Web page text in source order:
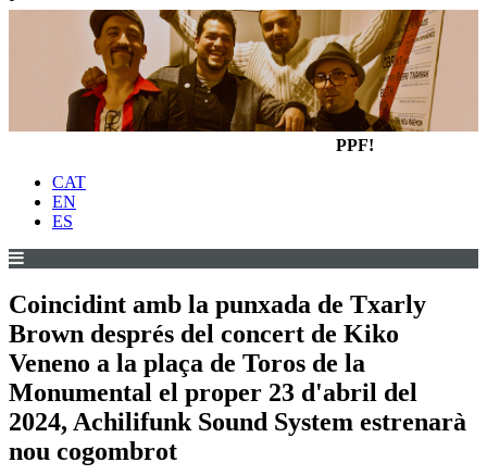
PPF!
CAT
EN
ES
Coincidint amb la punxada de Txarly
Brown després del concert de Kiko
Veneno a la plaça de Toros de la
Monumental el proper 23 d'abril del
2024, Achilifunk Sound System estrenarà
nou cogombrot